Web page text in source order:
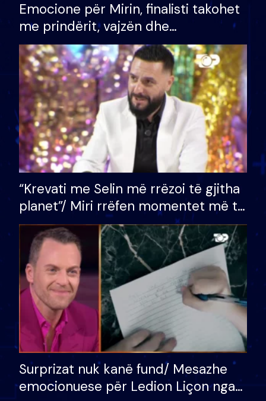
Emocione për Mirin, finalisti takohet
me prindërit, vajzën dhe
bashkëshorten: S’kemi ndonjë letër
divorci apo jo?
“Krevati me Selin më rrëzoi të gjitha
planet”/ Miri rrëfen momentet më të
bukura në shtëpinë e BB VIP: Do më
mungojë zilja e mëngjesit kur…
Surprizat nuk kanë fund/ Mesazhe
emocionuese për Ledion Liçon nga